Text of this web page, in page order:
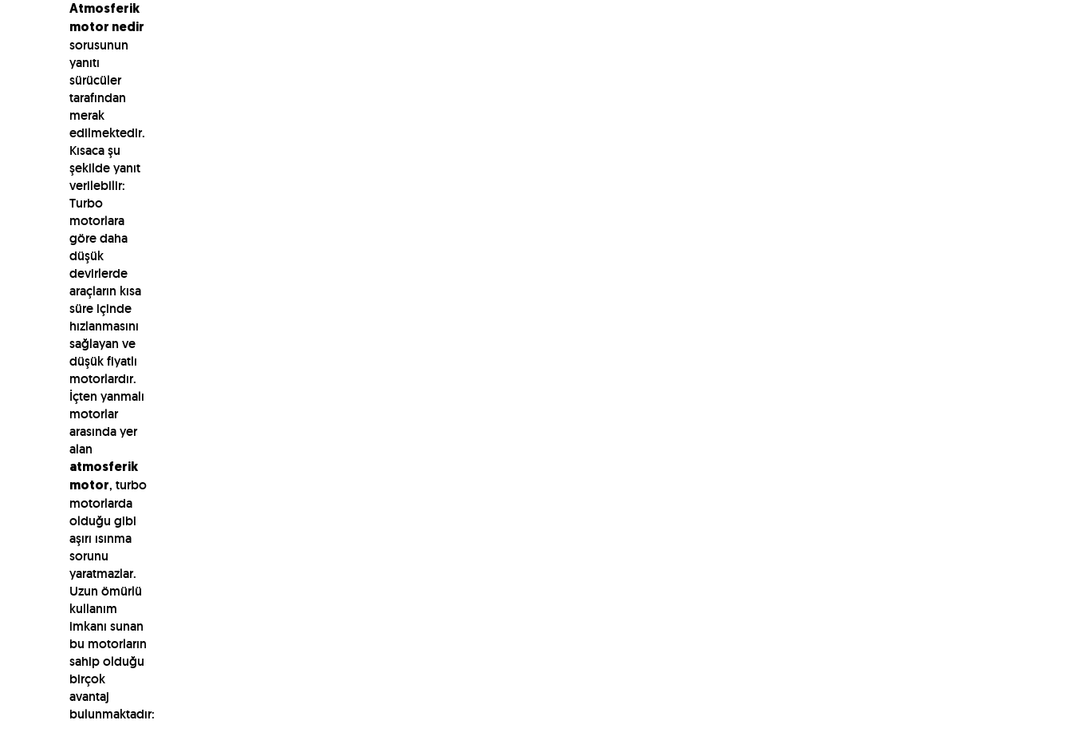
Atmosferik
motor nedir
sorusunun
yanıtı
sürücüler
tarafından
merak
edilmektedir.
Kısaca şu
şekilde yanıt
verilebilir:
Turbo
motorlara
göre daha
düşük
devirlerde
araçların kısa
süre içinde
hızlanmasını
sağlayan ve
düşük fiyatlı
motorlardır.
İçten yanmalı
motorlar
arasında yer
alan
atmosferik
motor, turbo
motorlarda
olduğu gibi
aşırı ısınma
sorunu
yaratmazlar.
Uzun ömürlü
kullanım
imkanı sunan
bu motorların
sahip olduğu
birçok
avantaj
bulunmaktadır: